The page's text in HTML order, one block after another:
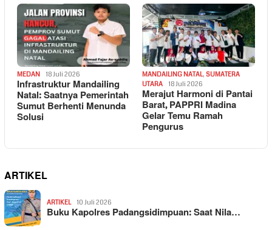
MEDAN 18 Juli 2026
Infrastruktur Mandailing
Natal: Saatnya Pemerintah
Sumut Berhenti Menunda
Solusi
MANDAILING NATAL, SUMATERA
UTARA
18 Juli 2026
Merajut Harmoni di Pantai
Barat, PAPPRI Madina
Gelar Temu Ramah
Pengurus
ARTIKEL
ARTIKEL 10 Juli 2026
Buku Kapolres Padangsidimpuan: Saat Nila…